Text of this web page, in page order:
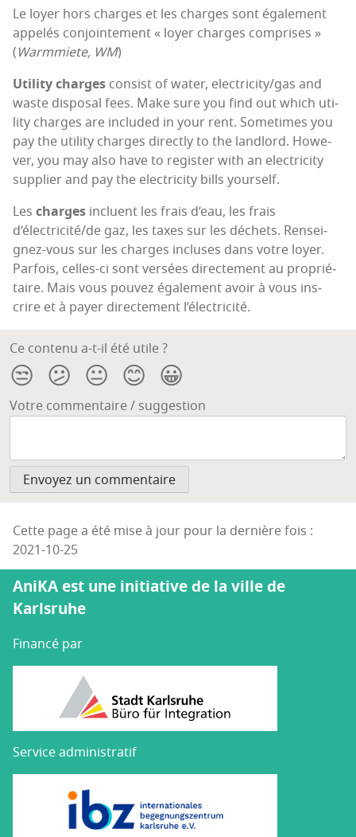
Le loyer hors charges et les charges sont éga­le­ment
appe­lés conjoin­te­ment « loyer charges com­prises »
(Warm­miete, WM)
Uti­li­ty charges consist of water, electricity/gas and
waste dis­po­sal fees. Make sure you find out which uti­
li­ty charges are inclu­ded in your rent. Some­times you
pay the uti­li­ty charges direct­ly to the land­lord. Howe­
ver, you may also have to regis­ter with an elec­tri­ci­ty
sup­plier and pay the elec­tri­ci­ty bills yourself.
Les charges incluent les frais d’eau, les frais
d’électricité/de gaz, les taxes sur les déchets. Ren­sei­
gnez-vous sur les charges incluses dans votre loyer.
Par­fois, celles-ci sont ver­sées direc­te­ment au pro­prié­
taire. Mais vous pou­vez éga­le­ment avoir à vous ins­
crire et à payer direc­te­ment l’électricité.
Ce contenu a-t-il été utile ?
😒 😕 😐 😊 😀
Votre commentaire / suggestion
Cette page a été mise à jour pour la dernière fois :
2021-10-25
AniKA est une initiative de la ville de
Karlsruhe
Financé par
Service administratif